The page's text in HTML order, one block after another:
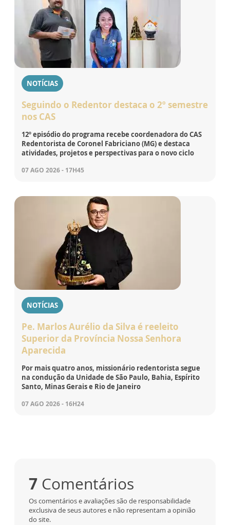
NOTÍCIAS
Seguindo o Redentor destaca o 2º semestre
nos CAS
12º episódio do programa recebe coordenadora do CAS
Redentorista de Coronel Fabriciano (MG) e destaca
atividades, projetos e perspectivas para o novo ciclo
07 AGO 2026 - 17H45
NOTÍCIAS
Pe. Marlos Aurélio da Silva é reeleito
Superior da Província Nossa Senhora
Aparecida
Por mais quatro anos, missionário redentorista segue
na condução da Unidade de São Paulo, Bahia, Espírito
Santo, Minas Gerais e Rio de Janeiro
07 AGO 2026 - 16H24
7 Comentários
Os comentários e avaliações são de responsabilidade
exclusiva de seus autores e não representam a opinião
do site.